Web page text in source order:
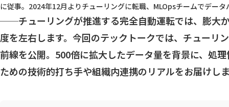
に従事。2024年12月よりチューリングに転職、MLOpsチームでデー
──チューリングが推進する完全自動運転では、膨大
度を左右します。今回のテックトークでは、チューリ
前線を公開。500倍に拡大したデータ量を背景に、処
ための技術的打ち手や組織内連携のリアルをお届けし